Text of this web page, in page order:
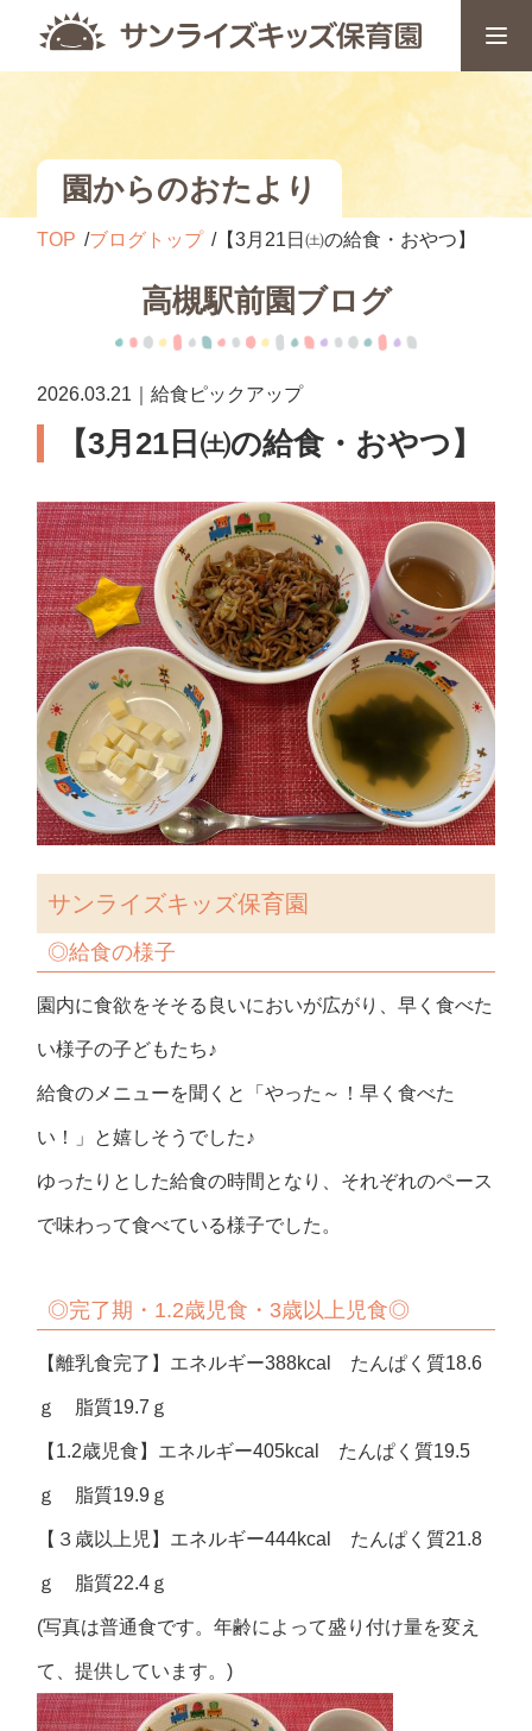
園からのおたより
TOP ブログトップ 【3月21日㈯の給食・おやつ】
高槻駅前園ブログ
2026.03.21｜給食ピックアップ
【3月21日㈯の給食・おやつ】
サンライズキッズ保育園
◎給食の様子
園内に食欲をそそる良いにおいが広がり、早く食べた
い様子の子どもたち♪
給食のメニューを聞くと「やった～！早く食べた
い！」と嬉しそうでした♪
ゆったりとした給食の時間となり、それぞれのペース
で味わって食べている様子でした。
◎完了期・ 1.2歳児食・ 3歳以上児食◎
【離乳食完了】エネルギー388kcal たんぱく質18.6
ｇ 脂質19.7ｇ
【1.2歳児食】エネルギー405kcal たんぱく質19.5
ｇ 脂質19.9ｇ
【３歳以上児】エネルギー444kcal たんぱく質21.8
ｇ 脂質22.4ｇ
(写真は普通食です。年齢によって盛り付け量を変え
て、提供しています。)